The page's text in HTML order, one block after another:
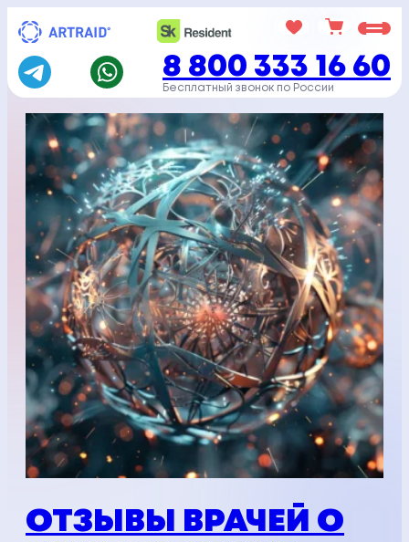
Перейти
содержимому
8 800 333 16 60
Бесплатный звонок по России
ОТЗЫВЫ ВРАЧЕЙ О